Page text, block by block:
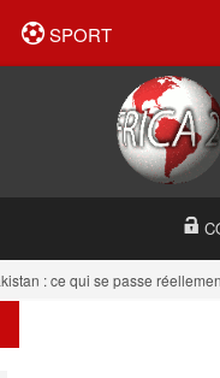
SPORT
: ce qui se passe réellement